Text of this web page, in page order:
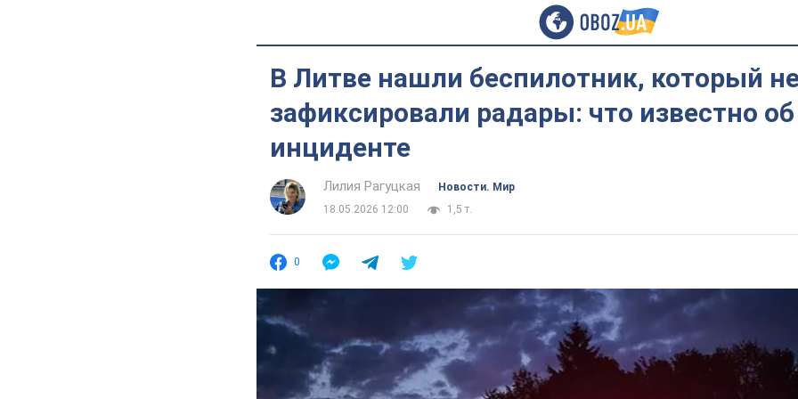
В Литве нашли беспилотник, который
зафиксировали радары: что известно об
инциденте
Лилия Рагуцкая
Новости. Мир
18.05.2026 12:00
1,5 т.
0